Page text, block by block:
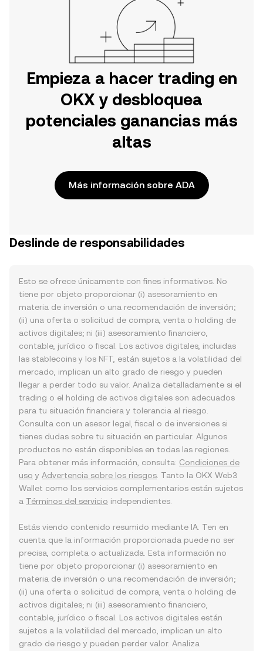
Empieza a hacer trading en
OKX y desbloquea
potenciales ganancias más
altas
Más información sobre ADA
Deslinde de responsabilidades
Esto se ofrece únicamente con fines informativos. No
tiene por objeto proporcionar (i) asesoramiento en
materia de inversión o una recomendación de inversión;
(ii) una oferta o solicitud de compra, venta o holding de
activos digitales; ni (iii) asesoramiento financiero,
contable, jurídico o fiscal. Los activos digitales, incluidas
las stablecoins y los NFT, están sujetos a la volatilidad del
mercado, implican un alto grado de riesgo y pueden
llegar a perder todo su valor. Analiza detalladamente si el
trading o el holding de activos digitales son adecuados
para tu situación financiera y tolerancia al riesgo.
Consulta con un asesor legal, fiscal o de inversiones si
tienes dudas sobre tu situación en particular. Algunos
productos no están disponibles en todas las regiones.
Para obtener más información, consulta: Condiciones de
uso y Advertencia sobre los riesgos . Tanto la OKX Web3
Wallet como los servicios complementarios están sujetos
a Términos del servicio independientes.
Estás viendo contenido resumido mediante IA. Ten en
cuenta que la información proporcionada puede no ser
precisa, completa o actualizada. Esta información no
tiene por objeto proporcionar (i) asesoramiento en
materia de inversión o una recomendación de inversión;
(ii) una oferta o solicitud de compra, venta o holding de
activos digitales; ni (iii) asesoramiento financiero,
contable, jurídico o fiscal. Los activos digitales están
sujetos a la volatilidad del mercado, implican un alto
grado de riesgo y pueden perder valor. Analiza